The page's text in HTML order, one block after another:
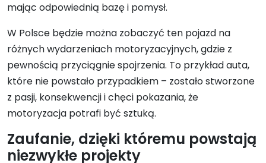
mając odpowiednią bazę i pomysł.
W Polsce będzie można zobaczyć ten pojazd na
różnych wydarzeniach motoryzacyjnych, gdzie z
pewnością przyciągnie spojrzenia. To przykład auta,
które nie powstało przypadkiem – zostało stworzone
z pasji, konsekwencji i chęci pokazania, że
motoryzacja potrafi być sztuką.
Zaufanie, dzięki któremu powstają
niezwykłe projekty